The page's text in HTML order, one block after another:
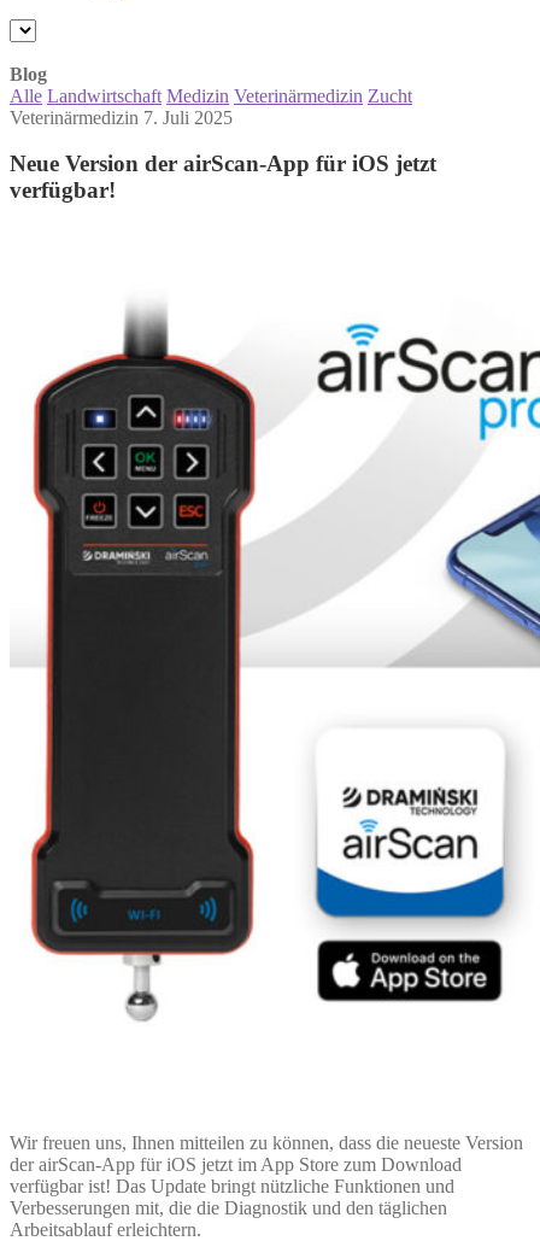
Blog
Alle Landwirtschaft Medizin Veterinärmedizin Zucht
Veterinärmedizin 7. Juli 2025
Neue Version der airScan-App für iOS jetzt
verfügbar!
Wir freuen uns, Ihnen mitteilen zu können, dass die neueste Version
der airScan-App für iOS jetzt im App Store zum Download
verfügbar ist! Das Update bringt nützliche Funktionen und
Verbesserungen mit, die die Diagnostik und den täglichen
Arbeitsablauf erleichtern.